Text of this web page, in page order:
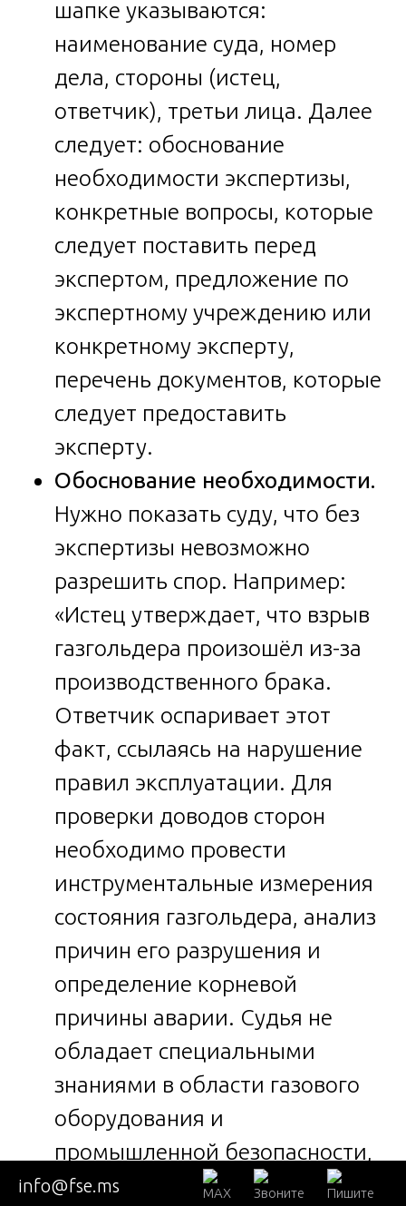
шапке указываются:
наименование суда, номер
дела, стороны (истец,
ответчик), третьи лица. Далее
следует: обоснование
необходимости экспертизы,
конкретные вопросы, которые
следует поставить перед
экспертом, предложение по
экспертному учреждению или
конкретному эксперту,
перечень документов, которые
следует предоставить
эксперту.
Обоснование необходимости.
Нужно показать суду, что без
экспертизы невозможно
разрешить спор. Например:
«Истец утверждает, что взрыв
газгольдера произошёл из-за
производственного брака.
Ответчик оспаривает этот
факт, ссылаясь на нарушение
правил эксплуатации. Для
проверки доводов сторон
необходимо провести
инструментальные измерения
состояния газгольдера, анализ
причин его разрушения и
определение корневой
причины аварии. Судья не
обладает специальными
знаниями в области газового
оборудования и
промышленной безопасности,
поэтому требуется
info@fse.ms